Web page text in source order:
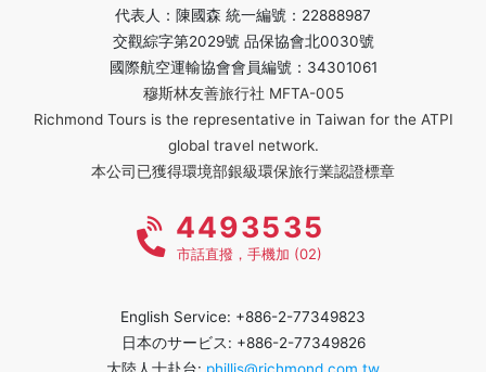
代表人：陳國森 統一編號：22888987
交觀綜字第2029號 品保協會北0030號
國際航空運輸協會會員編號：34301061
穆斯林友善旅行社 MFTA-005
Richmond Tours is the representative in Taiwan for the ATPI
global travel network.
本公司已獲得環境部銀級環保旅行業認證標章
4493535
市話直撥，手機加 (02)
English Service: +886-2-77349823
日本のサービス: +886-2-77349826